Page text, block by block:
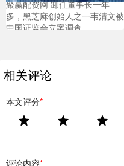
聚赢配资网 卸任董事长一年
多，黑芝麻创始人之一韦清文被
中国证监会立案调查
相关评论
本文评分*
评论内容*